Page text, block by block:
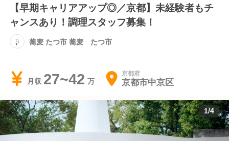
【早期キャリアアップ◎／京都】未経験者もチ
ャンスあり！調理スタッフ募集！
蕎麦 たつ市 蕎麦 たつ市
月収 27~42 京都府
京都市中京区
1/4